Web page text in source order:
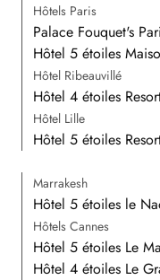
Hôtels Paris
Palace Fouquet's
Hôtel 5 étoiles
Hôtel Ribeauvillé
Hôtel 4 étoiles
Hôtel Lille
Hôtel 5 étoiles
Marrakesh
Hôtel 5 étoiles le
Hôtels Cannes
Hôtel 5 étoiles Le
Hôtel 4 étoiles Le